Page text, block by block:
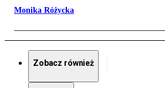
Monika Różycka
Zobacz również